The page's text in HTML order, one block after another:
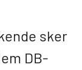
sker
DB-